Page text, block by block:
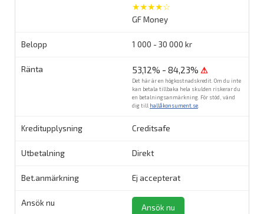
★★★★☆
GF Money
1 000 - 30 000 kr
53,12% - 84,23% ⚠
Det här är en högkostnadskredit. Om du inte
kan betala tillbaka hela skulden riskerar du
en betalningsanmärkning. För stöd, vänd
dig till hallåkonsument.se.
Creditsafe
Direkt
Ej accepterat
Ansök nu